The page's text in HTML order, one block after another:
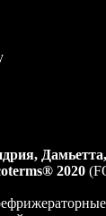
2020